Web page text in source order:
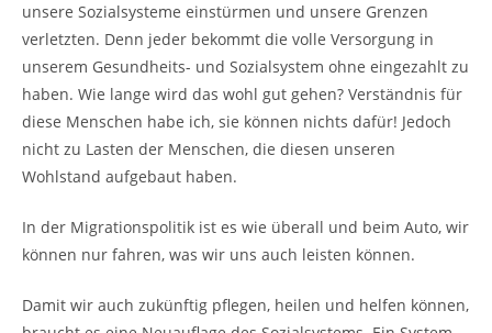
unsere Sozialsysteme einstürmen und unsere Grenzen
verletzten. Denn jeder bekommt die volle Versorgung in
unserem Gesundheits- und Sozialsystem ohne eingezahlt zu
haben. Wie lange wird das wohl gut gehen? Verständnis für
diese Menschen habe ich, sie können nichts dafür! Jedoch
nicht zu Lasten der Menschen, die diesen unseren
Wohlstand aufgebaut haben.
In der Migrationspolitik ist es wie überall und beim Auto, wir
können nur fahren, was wir uns auch leisten können.
Damit wir auch zukünftig pflegen, heilen und helfen können,